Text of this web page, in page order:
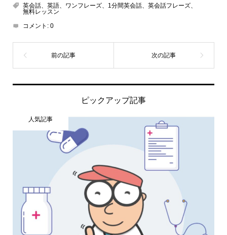
英会話、英語、ワンフレーズ、1分間英会話、英会話フレーズ、
無料レッスン
コメント: 0
ピックアップ記事
人気記事